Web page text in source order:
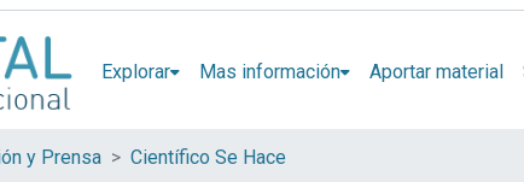
Explorar Mas información Aportar material
y Prensa Científico Se Hace